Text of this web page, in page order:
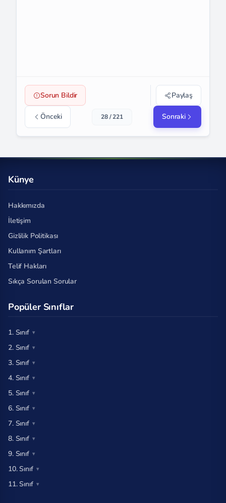
Sorun Bildir Paylaş
Önceki 28 / 221 Sonraki
Künye
Hakkımızda
İletişim
Gizlilik Politikası
Kullanım Şartları
Telif Hakları
Sıkça Sorulan Sorular
Popüler Sınıflar
1. Sınıf
2. Sınıf
3. Sınıf
4. Sınıf
5. Sınıf
6. Sınıf
7. Sınıf
8. Sınıf
9. Sınıf
10. Sınıf
11. Sınıf